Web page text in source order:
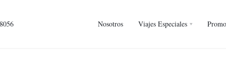
Nosotros Viajes Especiales